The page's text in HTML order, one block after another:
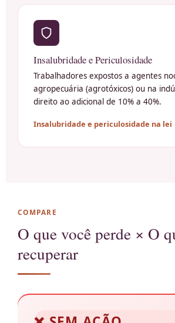
Insalubridade e Periculosidade
Trabalhadores expostos a agentes
agropecuária (agrotóxicos) ou na
direito ao adicional de 10% a 40%.
Insalubridade e periculosidade na lei
COMPARE
O que você perde × O
recuperar